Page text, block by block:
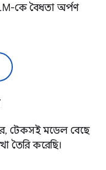
কে বৈধতা অর্পণ
টেকসই মডেল বেছে
তৈরি করেছি।